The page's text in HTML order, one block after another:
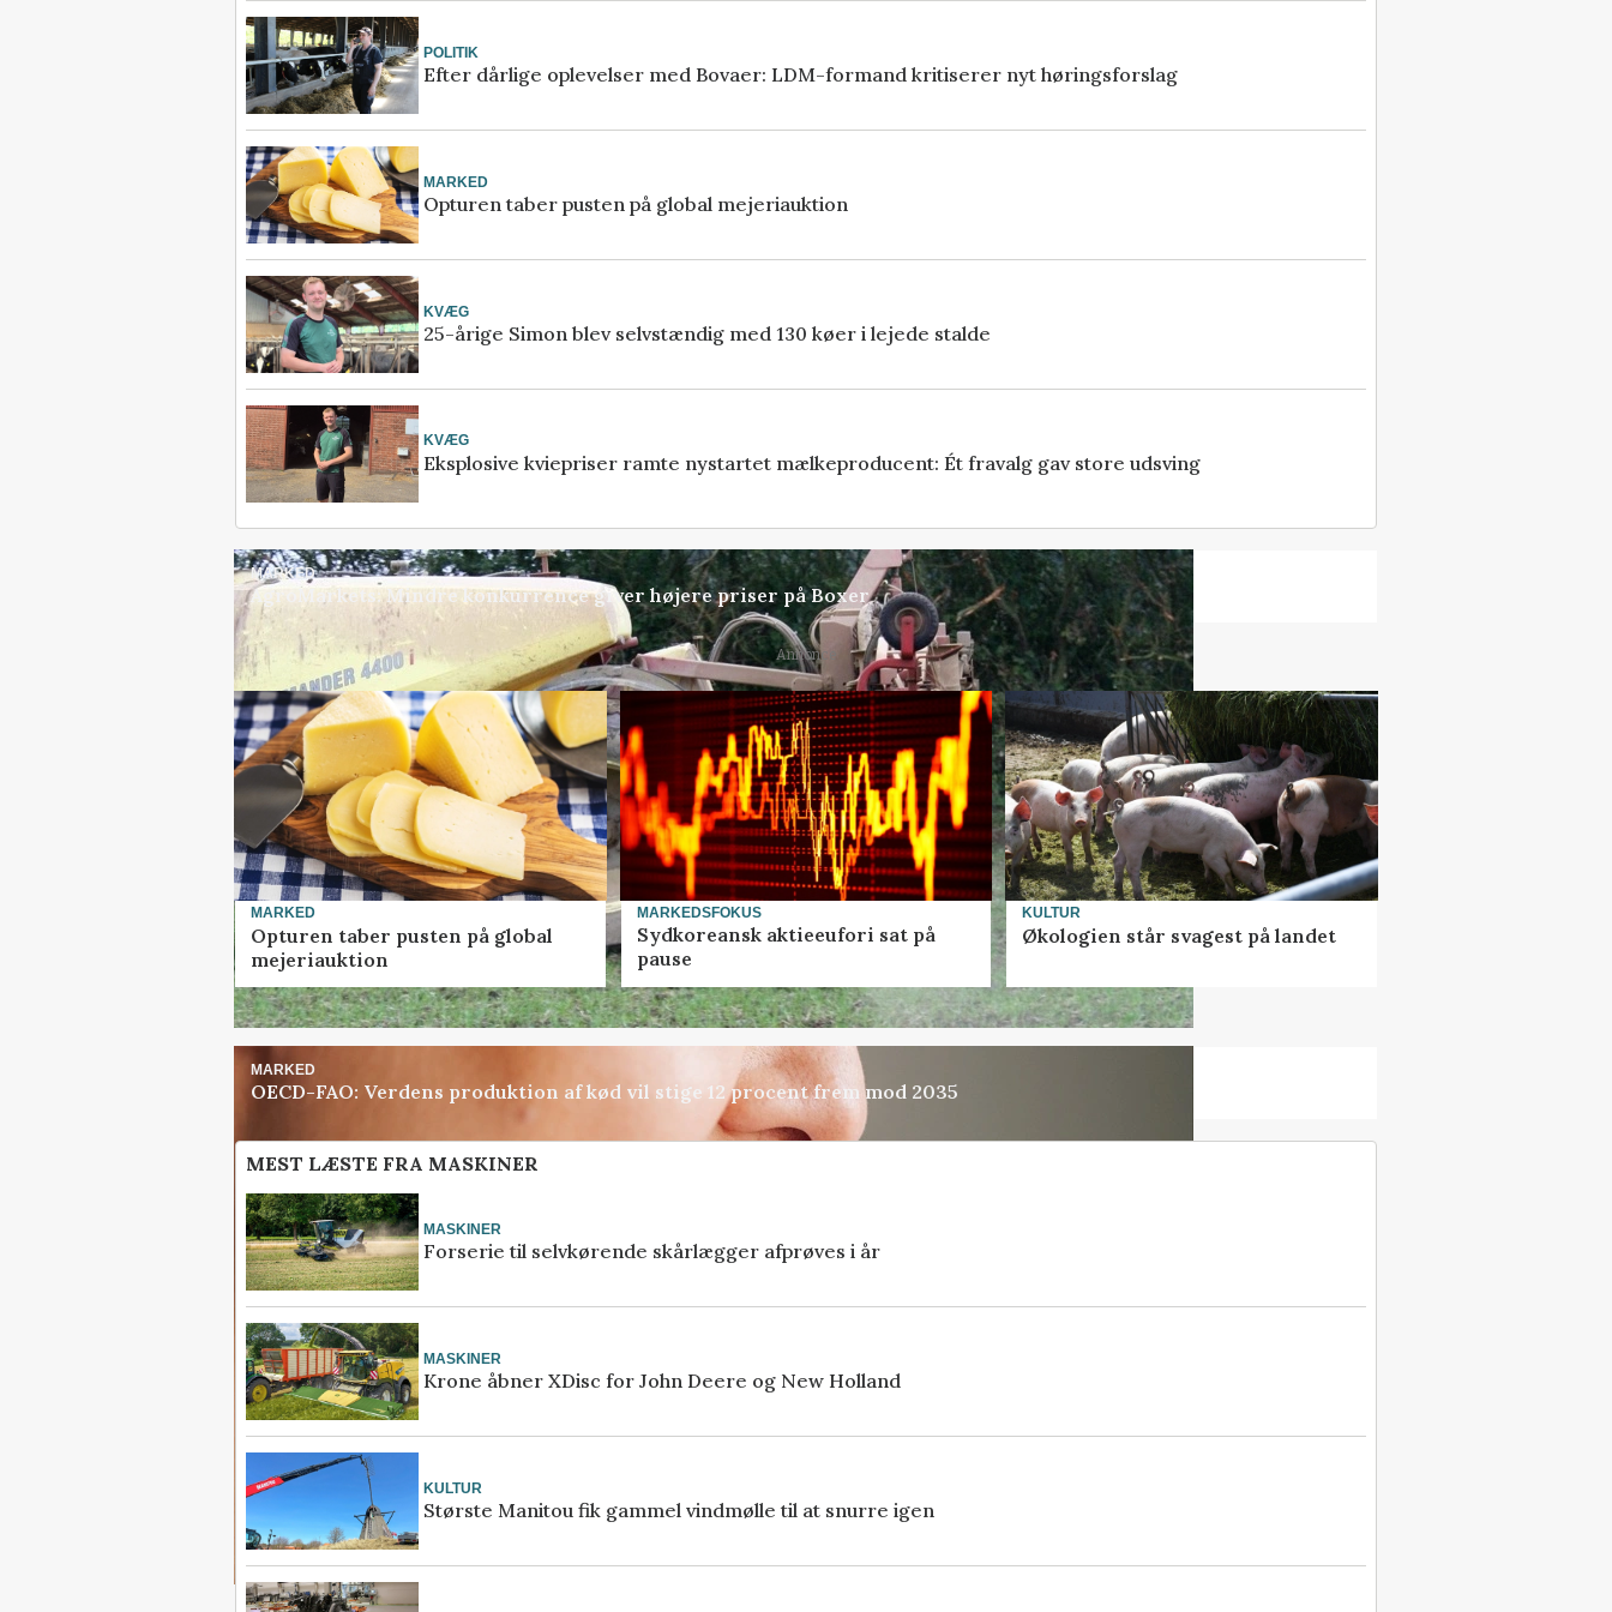
POLITIK
Efter dårlige oplevelser med Bovaer: LDM-formand kritiserer nyt høringsforslag
MARKED
Opturen taber pusten på global mejeriauktion
KVÆG
25-årige Simon blev selvstændig med 130 køer i lejede stalde
KVÆG
Eksplosive kviepriser ramte nystartet mælkeproducent: Ét fravalg gav store udsving
MARKED
AgroMarkets: Mindre konkurrence giver højere priser på Boxer
Annonce
MARKED
Opturen taber pusten på global
mejeriauktion
MARKEDSFOKUS
Sydkoreansk aktieeufori sat på
pause
KULTUR
Økologien står svagest på landet
MARKED
OECD-FAO: Verdens produktion af kød vil stige 12 procent frem mod 2035
MEST LÆSTE FRA MASKINER
MASKINER
Forserie til selvkørende skårlægger afprøves i år
MASKINER
Krone åbner XDisc for John Deere og New Holland
KULTUR
Største Manitou fik gammel vindmølle til at snurre igen